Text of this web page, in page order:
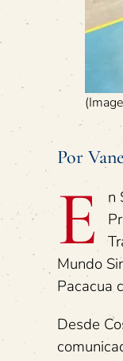
Por
E
n
Mundo
Pacacua
Desde